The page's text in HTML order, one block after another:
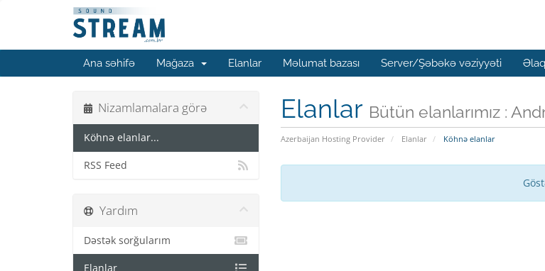
Ana səhifə Mağaza Elanlar Məlumat bazası Server/Şəbəkə vəziyyəti
Elanlar Bütün elanlarımız :
Azerbaijan Hosting Provider Elanlar Köhnə elanlar
Nizamlamalara görə
Köhnə elanlar...
RSS Feed
Yardım
Dəstək sorğularım
Elanlar